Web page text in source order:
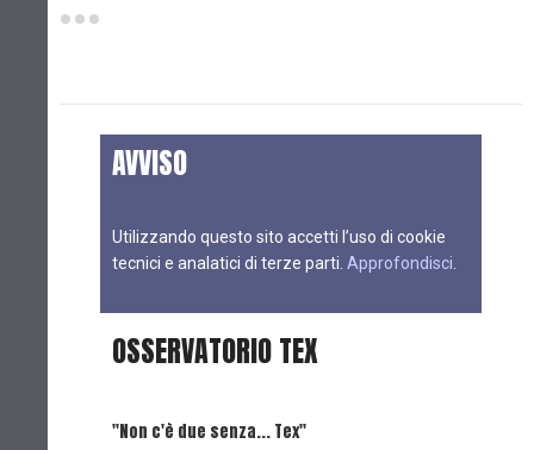
AVVISO
Utilizzando questo sito accetti l’uso di cookie
tecnici e analatici di terze parti. Approfondisci
OSSERVATORIO TEX
"Non c'è due senza... Tex"